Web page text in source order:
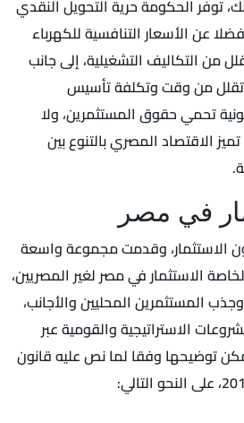
توفر الحكومة حرية التحويل النقدي
فضلا عن الأسعار التنافسية للكهرباء
من التكاليف التشغيلية، إلى جانب
تقلل من وقت وتكلفة تأسيس
تحمي حقوق المستثمرين، ولا
الاقتصاد المصري بالتنوع بين
في مصر
الاستثمار، وقدمت مجموعة واسعة
الاستثمار في مصر لغير المصريين،
المستثمرين المحليين والأجانب،
الاستراتيجية والقومية عبر
توضيحها وفقا لما نص عليه قانون